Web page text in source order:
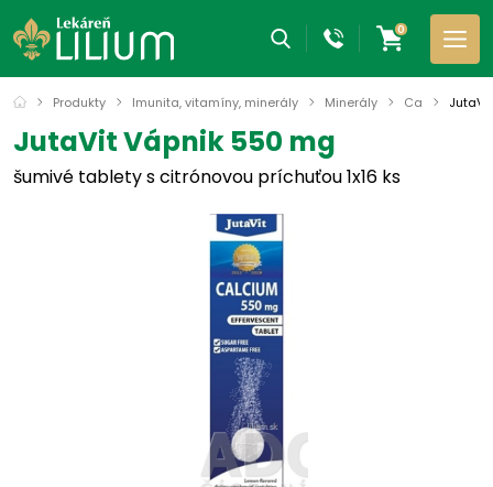
0
Produkty Imunita, vitamíny, minerály Minerály Ca
JutaVit Vápnik 550 mg
šumivé tablety s citrónovou príchuťou 1x16 ks